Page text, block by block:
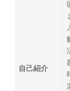
自己紹介